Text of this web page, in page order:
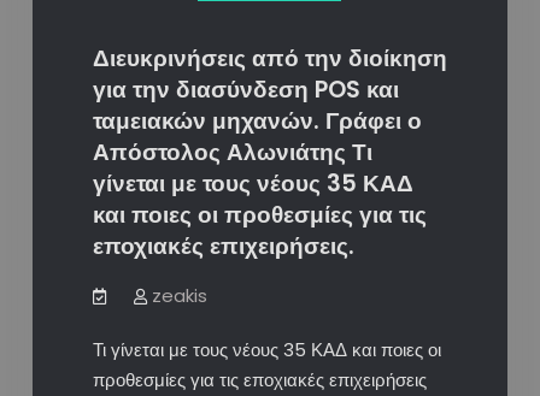
την
υποβολή
αιτήσεων
στο
Πρόγραμμα
«Ψηφιακές
Συναλλαγές».
Διευκρινήσεις από την διοίκηση
για την διασύνδεση POS και
ταμειακών μηχανών. Γράφει ο
Απόστολος Αλωνιάτης Τι
γίνεται με τους νέους 35 ΚΑΔ
και ποιες οι προθεσμίες για τις
εποχιακές επιχειρήσεις.
zeakis
Τι γίνεται με τους νέους 35 ΚΑΔ και ποιες οι
προθεσμίες για τις εποχιακές επιχειρήσεις